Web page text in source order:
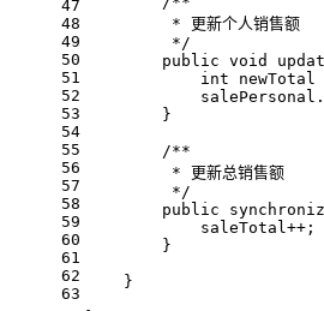
47
48
49
50
51
52
53
54
55
56
57
58
59
60
61
62
63
         * 更新个人销售额
         */
public void
int
        }
/**
         * 更新总销售额
         */
public
            saleTotal++;
        }
    }